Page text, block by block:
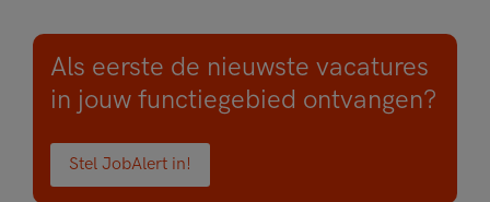
Als eerste de nieuwste vacatures
in jouw functiegebied ontvangen?
Stel JobAlert in!